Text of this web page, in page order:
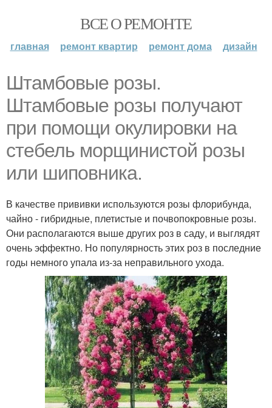
ВСЕ О РЕМОНТЕ
главная ремонт квартир ремонт дома дизайн
Штамбовые розы.
Штамбовые розы получают
при помощи окулировки на
стебель морщинистой розы
или шиповника.
В качестве прививки используются розы флорибунда,
чайно - гибридные, плетистые и почвопокровные розы.
Они располагаются выше других роз в саду, и выглядят
очень эффектно. Но популярность этих роз в последние
годы немного упала из-за неправильного ухода.